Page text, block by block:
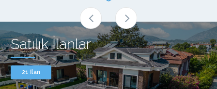
Satılık İlanlar
21 İlan